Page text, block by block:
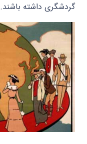
گردشگری داشته باشند.